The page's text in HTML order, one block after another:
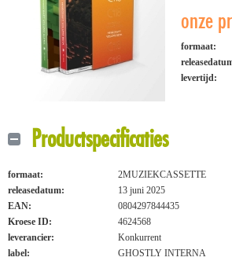
onze
formaat:
levertijd:
Productspecificaties
formaat:
2MUZIEKCASSETTE
releasedatum:
13 juni 2025
EAN:
0804297844435
Kroese ID:
4624568
leverancier:
Konkurrent
label:
GHOSTLY INTERNA